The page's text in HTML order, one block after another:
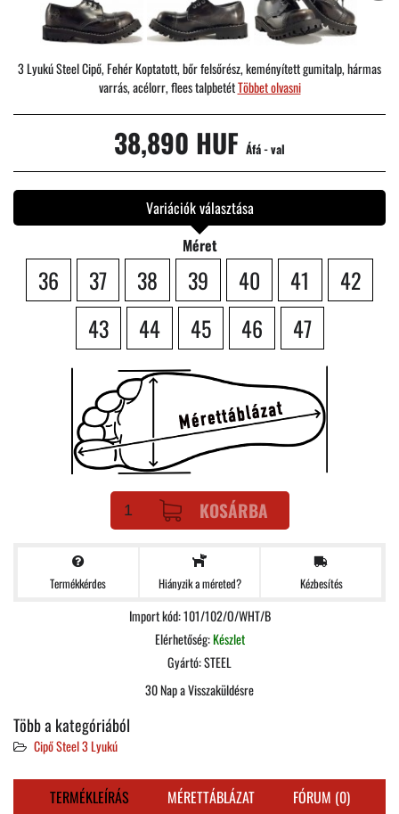
3 Lyukú Steel Cipő, Fehér Koptatott, bőr felsőrész, keményített gumitalp, hármas
varrás, acélorr, flees talpbetétTöbbet olvasni
38,890 HUF Áfá - val
Variációk választása
Méret
36 37 38 39 40 41
42
43
44 45 46 47
KOSÁRBA
Termékkérdes Hiányzik a méreted? Kézbesítés
Import kód: 101/102/O/WHT/B
Elérhetőség:Készlet
Gyártó:STEEL
30 Nap a Visszaküldésre
Több a kategóriából
Cipő Steel 3 Lyukú
TERMÉKLEÍRÁS MÉRETTÁBLÁZAT FÓRUM (0)